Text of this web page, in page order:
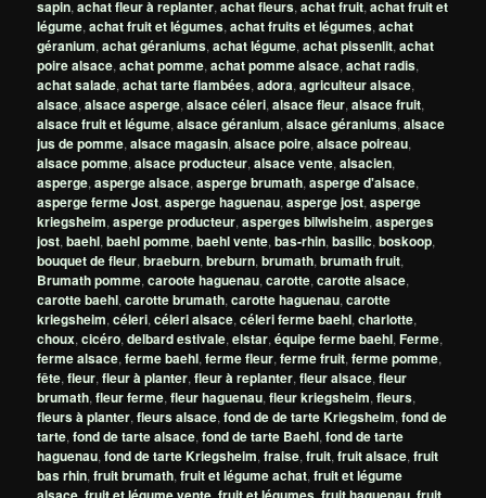
sapin,achat fleur à replanter,achat fleurs,achat fruit,achat fruit et
légume,achat fruit et légumes,achat fruits et légumes,achat
géranium,achat géraniums,achat légume,achat pissenlit,achat
poire alsace,achat pomme,achat pomme alsace,achat radis,
achat salade,achat tarte flambées,adora,agriculteur alsace,
alsace,alsace asperge,alsace céleri,alsace fleur,alsace fruit,
alsace fruit et légume,alsace géranium,alsace géraniums,alsace
jus de pomme,alsace magasin,alsace poire,alsace poireau,
alsace pomme,alsace producteur,alsace vente,alsacien,
asperge,asperge alsace,asperge brumath,asperge d'alsace,
asperge ferme Jost,asperge haguenau,asperge jost,asperge
kriegsheim,asperge producteur,asperges bilwisheim,asperges
jost,baehl,baehl pomme,baehl vente,bas-rhin,basilic,boskoop,
bouquet de fleur,braeburn,breburn,brumath,brumath fruit,
Brumath pomme,caroote haguenau,carotte,carotte alsace,
carotte baehl,carotte brumath,carotte haguenau,carotte
kriegsheim,céleri,céleri alsace,céleri ferme baehl,charlotte,
choux,cicéro,delbard estivale,elstar,équipe ferme baehl,Ferme,
ferme alsace,ferme baehl,ferme fleur,ferme fruit,ferme pomme,
fête,fleur,fleur à planter,fleur à replanter,fleur alsace,fleur
brumath,fleur ferme,fleur haguenau,fleur kriegsheim,fleurs,
fleurs à planter,fleurs alsace,fond de de tarte Kriegsheim,fond de
tarte,fond de tarte alsace,fond de tarte Baehl,fond de tarte
haguenau,fond de tarte Kriegsheim,fraise,fruit,fruit alsace,fruit
bas rhin,fruit brumath,fruit et légume achat,fruit et légume